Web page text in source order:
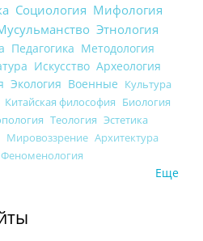
Социология Мифология
Этнология
Педагогика Методология
Искусство Археология
Экология Военные Культура
Китайская философия Биология
Теология Эстетика
Мировоззрение Архитектура
Феноменология
Еще